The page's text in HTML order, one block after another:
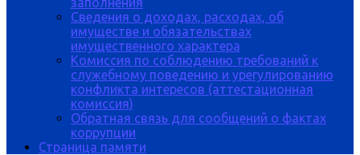
Сведения о доходах, расходах, об
имуществе и обязательствах
имущественного характера
Комиссия по соблюдению требований к
служебному поведению и урегулированию
конфликта интересов (аттестационная
комиссия)
Обратная связь для сообщений о фактах
коррупции
Страница памяти